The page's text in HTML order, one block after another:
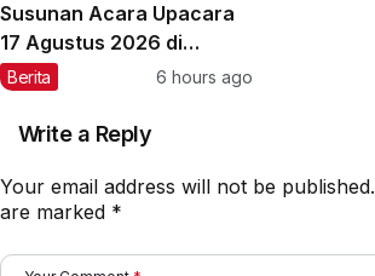
Susunan Acara Upacara
17 Agustus 2026 di
Sekolah
Berita 6 hours ago
Write a Reply
Your email address will not be published.
are marked *